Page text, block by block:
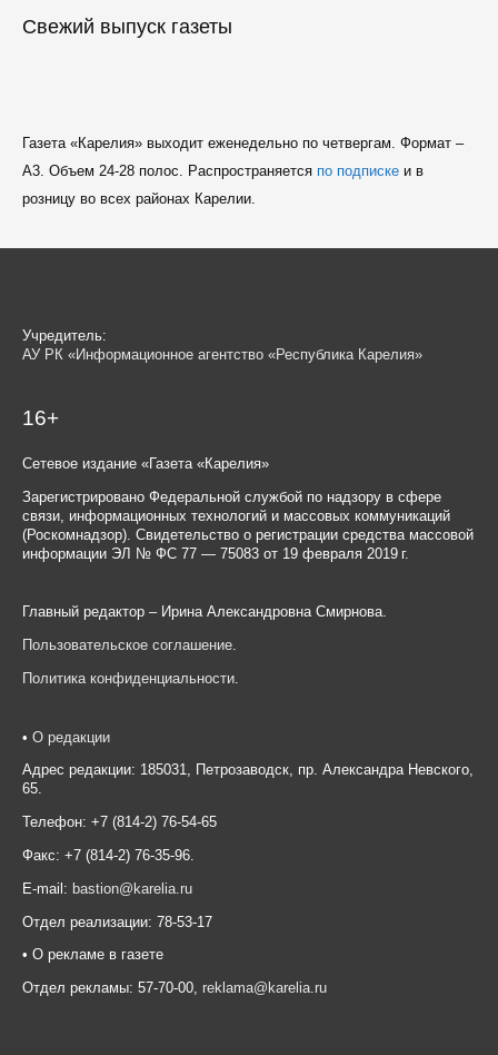
Свежий выпуск газеты
Газета «Карелия» выходит еженедельно по четвергам. Формат –
A3. Объем 24-28 полос. Распространяется по подпискеи в
розницу во всех районах Карелии.
Учредитель:
АУ РК «Информационное агентство «Республика Карелия»
16+
Сетевое издание «Газета «Карелия»
Зарегистрировано Федеральной службой по надзору в сфере
связи, информационных технологий и массовых коммуникаций
(Роскомнадзор). Свидетельство о регистрации средства массовой
информации ЭЛ № ФС 77 — 75083 от 19 февраля 2019 г.
Главный редактор – Ирина Александровна Смирнова.
Пользовательское соглашение.
Политика конфиденциальности
• О редакции
Адрес редакции: 185031, Петрозаводск, пр. Александра Невского,
65.
Телефон: +7 (814-2) 76-54-65
Факс: +7 (814-2) 76-35-96.
E-mail: bastion@karelia.ru
Отдел реализации: 78-53-17
• О рекламе в газете
Отдел рекламы: 57-70-00, reklama@karelia.ru